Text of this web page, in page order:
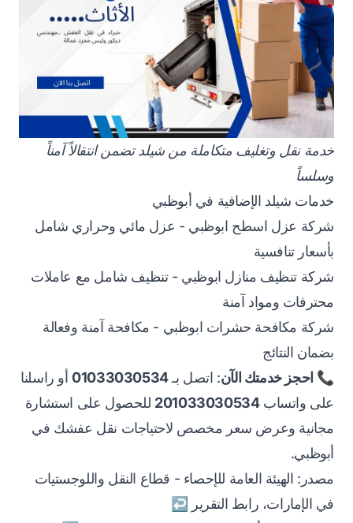
خدمة نقل وتغليف متكاملة من شيلد تضمن انتقالاً آمناً
وسلساً
خدمات شيلد الإضافية في أبوظبي
شركة عزل اسطح ابوظبي - عزل مائي وحراري شامل
بأسعار تنافسية
شركة تنظيف منازل ابوظبي - تنظيف شامل مع عاملات
محترفات ومواد آمنة
شركة مكافحة حشرات ابوظبي - مكافحة آمنة وفعالة
بضمان النتائج
📞 احجز خدمتك الآن: اتصل بـ01033030534أو راسلنا
على واتساب201033030534 للحصول على استشارة
مجانية وعرض سعر مخصص لاحتياجات نقل عفشك في
أبوظبي.
Footnotes
مصدر: الهيئة العامة للإحصاء - قطاع النقل واللوجستيات
في الإمارات، رابط التقرير ↩